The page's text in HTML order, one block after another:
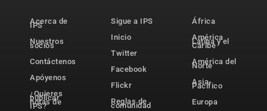
Acerca de
IPS
Nuestros
socios
Contáctenos
Apóyenos
¿Quieres
publicar
notas de
IPS?
Sigue a IPS
Inicio
Twitter
Facebook
Flickr
Reglas de
comunidad
África
América
Latina y el
Caribe
América del
Norte
Asia-
Pacífico
Europa